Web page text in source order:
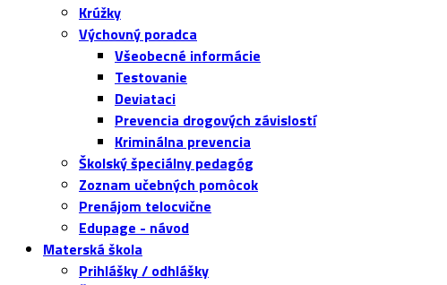
Krúžky
Výchovný poradca
Všeobecné informácie
Testovanie
Deviataci
Prevencia drogových závislostí
Kriminálna prevencia
Školský špeciálny pedagóg
Zoznam učebných pomôcok
Prenájom telocvične
Edupage - návod
Materská škola
Prihlášky / odhlášky